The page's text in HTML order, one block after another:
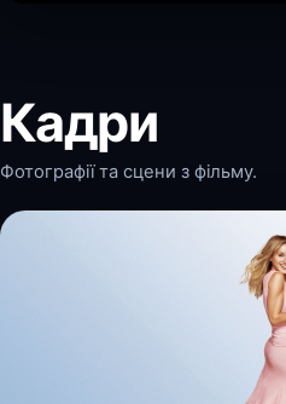
Кадри
Фотографії та сцени з фільму.